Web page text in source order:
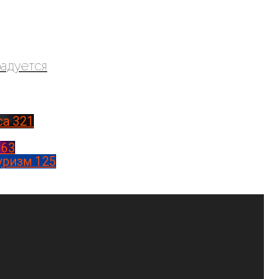
321
63
125